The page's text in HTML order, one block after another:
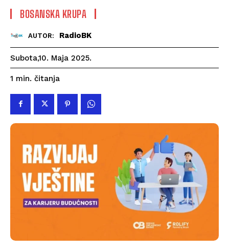
BOSANSKA KRUPA
AUTOR: RadioBK
Subota,10. Maja 2025.
1 min. čitanja